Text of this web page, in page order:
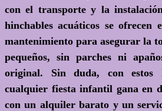
con el transporte y la
hinchables acuáticos se ofrecen
mantenimiento para asegurar la
pequeños, sin parches ni
original. Sin duda, con estos
cualquier fiesta infantil gana en
con un alquiler barato y un